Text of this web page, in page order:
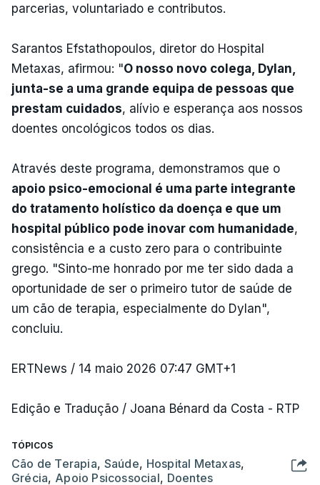
parcerias, voluntariado e contributos.
Sarantos Efstathopoulos, diretor do Hospital
Metaxas, afirmou: "O nosso novo colega, Dylan,
junta-se a uma grande equipa de pessoas que
prestam cuidados, alívio e esperança aos nossos
doentes oncológicos todos os dias.
Através deste programa, demonstramos que o
apoio psico-emocional é uma parte integrante
do tratamento holístico da doença e que um
hospital público pode inovar com humanidade,
consistência e a custo zero para o contribuinte
grego. "Sinto-me honrado por me ter sido dada a
oportunidade de ser o primeiro tutor de saúde de
um cão de terapia, especialmente do Dylan",
concluiu.
ERTNews / 14 maio 2026 07:47 GMT+1
Edição e Tradução / Joana Bénard da Costa - RTP
TÓPICOS
Cão de Terapia, Saúde, Hospital Metaxas,
Grécia, Apoio Psicossocial, Doentes